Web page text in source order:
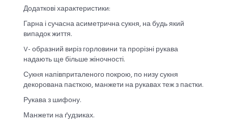
Додаткові характеристики:
Гарна і сучасна асиметрична сукня, на будь який
випадок життя.
V- образний виріз горловини та прорізні рукава
надають ще більше жіночності.
Сукня напівприталеного покрою, по низу сукня
декорована паєткою, манжети на рукавах теж з паєтки.
Рукава з шифону.
Манжети на ґудзиках.